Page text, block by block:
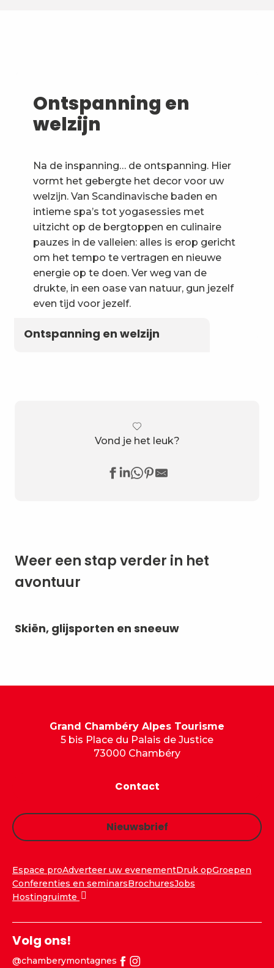
Ontspanning en
welzijn
Na de inspanning… de ontspanning. Hier
vormt het gebergte het decor voor uw
welzijn. Van Scandinavische baden en
intieme spa’s tot yogasessies met
uitzicht op de bergtoppen en culinaire
pauzes in de valleien: alles is erop gericht
om het tempo te vertragen en nieuwe
energie op te doen. Ver weg van de
drukte, in een oase van natuur, gun jezelf
even tijd voor jezelf.
Ontspanning en welzijn
Vond je het leuk?
Weer een stap verder in het
avontuur
Skiën, glijsporten en sneeuw
Grand Chambéry Alpes Tourisme
5 bis Place du Palais de Justice
73000 Chambéry
Contact
Nieuwsbrief
Espace proAdverteer uw evenementDruk opGroepen
Conferenties en seminarsBrochuresJobs
Hostingruimte
Volg ons!
@chamberymontagnes